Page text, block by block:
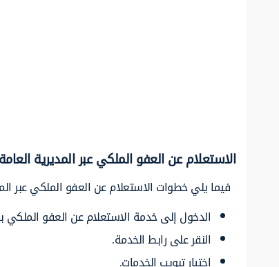
الاستعلام عن العفو الملكي عبر المديرية
فيما يلي خطوات الاستعلام عن العفو الملكي عبر
الدخول إلى خدمة الاستعلام عن العفو الملكي
النقر على رابط الخدمة.